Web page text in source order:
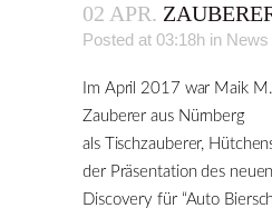
02 APR.
Posted at 03:18h in News
Im April 2017 war Maik
Zauberer aus Nürnberg
als Tischzauberer,
der Präsentation des
Discovery für “Auto